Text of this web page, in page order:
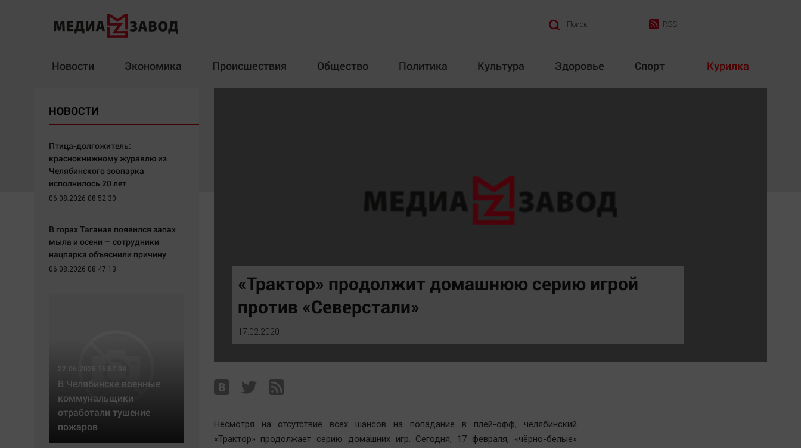
Поиск RSS
Новости Экономика Происшествия Общество Политика Культура Здоровье Спорт Курилка
Здоровье
Архив
Общество
Политика
Экономика
Технологии
Отраслевые темы
Медиаграмотность
Челябинск космический
Другие рубрики
English version
Online-консультация
Вкусное
ЖКХ
Интервью
Отдых
Светская жизнь
Тенденции
«Трактор» продолжит домашнюю серию игрой
против «Северстали»
17.02.2020
Несмотря на отсутствие всех шансов на попадание в плей-офф, челябинский
«Трактор» продолжает серию домашних игр. Сегодня, 17 февраля, «чёрно-белые»
НОВОСТИ
Птица-долгожитель:
краснокнижному журавлю из
Челябинского зоопарка
исполнилось 20 лет
06.08.2026 08:52:30
В горах Таганая появился запах
мыла и осени — сотрудники
нацпарка объяснили причину
06.08.2026 08:47:13
22.06.2026 15:57:04
В Челябинске военные
коммунальщики
отработали тушение
пожаров